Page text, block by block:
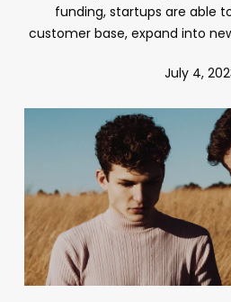
funding, startups are able
customer base, expand into
July 4,